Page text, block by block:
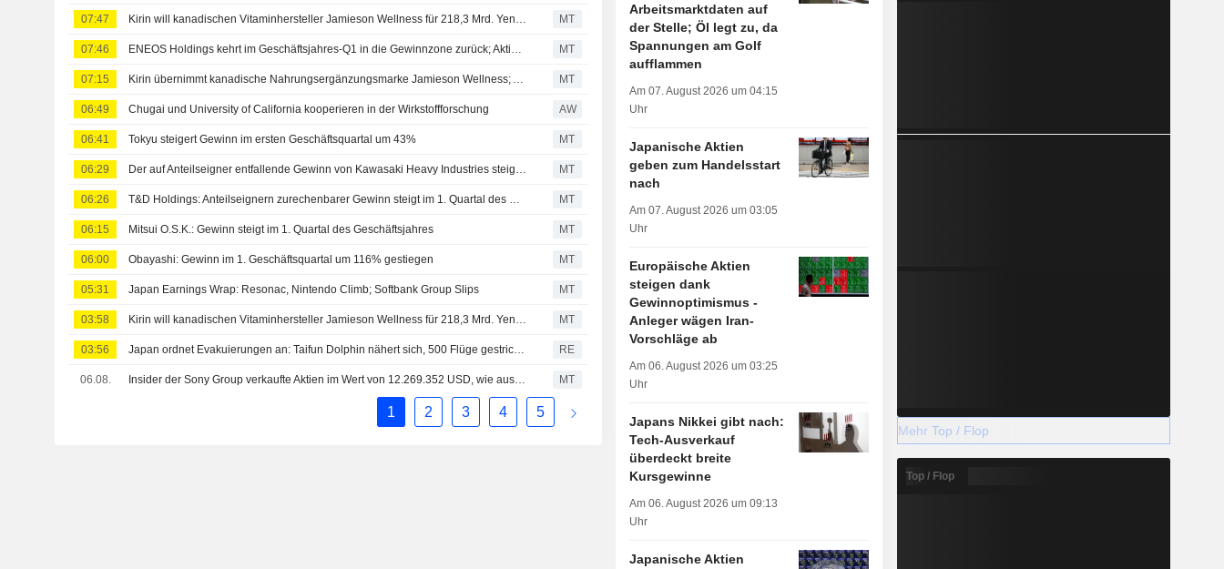
07:47 Kirin will kanadischen Vitaminhersteller Jamieson Wellness für 218,3 Mrd. Yen übernehmen MT
07:46 ENEOS Holdings kehrt im Geschäftsjahres-Q1 in die Gewinnzone zurück; Aktie +3% MT
07:15 Kirin übernimmt kanadische Nahrungsergänzungsmarke Jamieson Wellness; Aktie 4% im Plus MT
06:49 Chugai und University of California kooperieren in der Wirkstoffforschung AW
06:41 Tokyu steigert Gewinn im ersten Geschäftsquartal um 43% MT
06:29 Der auf Anteilseigner entfallende Gewinn von Kawasaki Heavy Industries steigt im 1. Geschäftsquartal um 269% MT
06:26 T&D Holdings: Anteilseignern zurechenbarer Gewinn steigt im 1. Quartal des Geschäftsjahres um 13% MT
06:15 Mitsui O.S.K.: Gewinn steigt im 1. Quartal des Geschäftsjahres MT
06:00 Obayashi: Gewinn im 1. Geschäftsquartal um 116% gestiegen MT
05:31 Japan Earnings Wrap: Resonac, Nintendo Climb; Softbank Group Slips MT
03:58 Kirin will kanadischen Vitaminhersteller Jamieson Wellness für 218,3 Mrd. Yen übernehmen MT
03:56 Japan ordnet Evakuierungen an: Taifun Dolphin nähert sich, 500 Flüge gestrichen RE
06.08. Insider der Sony Group verkaufte Aktien im Wert von 12.269.352 USD, wie aus einer aktuellen SEC-Meldung hervorgeht MT
1 2 3 4 5
Arbeitsmarktdaten auf
der Stelle; Öl legt zu, da
Spannungen am Golf
aufflammen
Am 07. August 2026 um 04:15
Uhr
Japanische Aktien
geben zum Handelsstart
nach
Am 07. August 2026 um 03:05
Uhr
Europäische Aktien
steigen dank
Gewinnoptimismus -
Anleger wägen Iran-
Vorschläge ab
Am 06. August 2026 um 03:25
Uhr
Japans Nikkei gibt nach:
Tech-Ausverkauf
überdeckt breite
Kursgewinne
Am 06. August 2026 um 09:13
Uhr
Japanische Aktien
Mehr Top / Flop
Top / Flop